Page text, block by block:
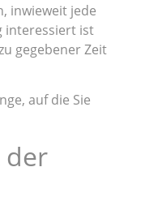
inwieweit jede
interessiert ist
gegebener Zeit
auf die Sie
der